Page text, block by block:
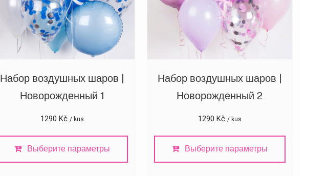
Набор воздушных шаров |
Новорожденный 1
1290 Kč / kus
Выберите параметры
Набор воздушных шаров |
Новорожденный 2
1290 Kč / kus
Выберите параметры